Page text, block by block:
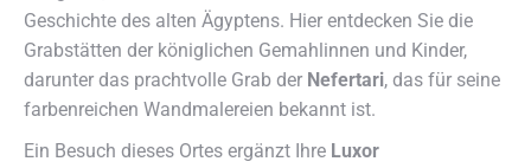
Geschichte des alten Ägyptens. Hier entdecken Sie die
Grabstätten der königlichen Gemahlinnen und Kinder,
darunter das prachtvolle Grab der Nefertari, das für seine
farbenreichen Wandmalereien bekannt ist.
Ein Besuch dieses Ortes ergänzt Ihre Luxor